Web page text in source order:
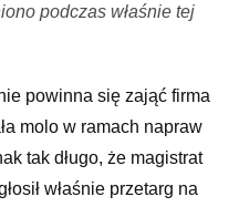
podczas właśnie tej
powinna się zająć firma
molo w ramach napraw
tak długo, że magistrat
właśnie przetarg na